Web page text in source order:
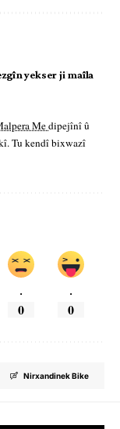
yekser ji maîla
Medipejînî û
Tu kendî bixwazî
.
0
.
0
Nirxandinek Bike